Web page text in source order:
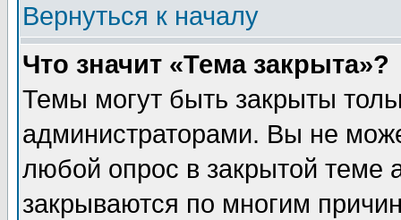
Вернуться к началу
Что значит «Тема закрыта»?
Темы могут быть закрыты
администраторами. Вы не
любой опрос в закрытой теме
закрываются по многим